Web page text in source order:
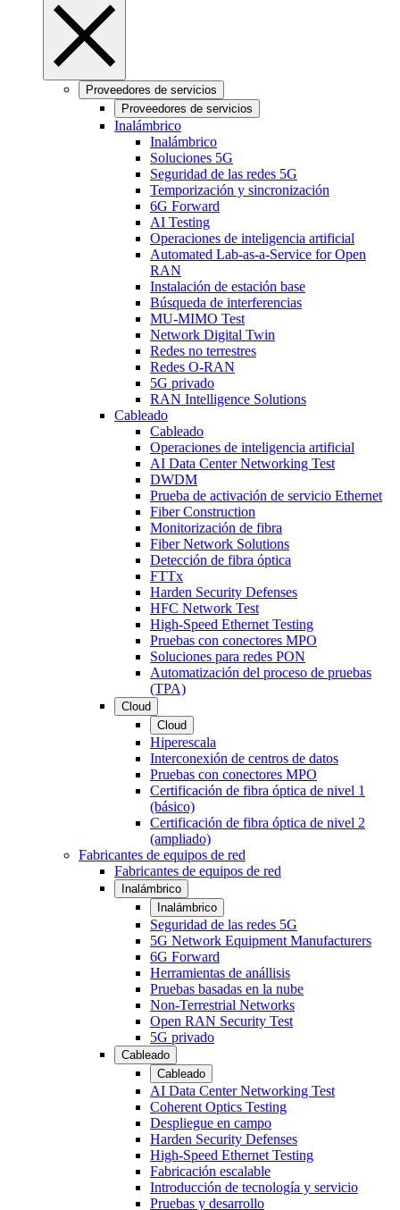
Proveedores de servicios
Proveedores de servicios
Inalámbrico
Inalámbrico
Soluciones 5G
Seguridad de las redes 5G
Temporización y sincronización
6G Forward
AI Testing
Operaciones de inteligencia artificial
Automated Lab-as-a-Service for Open
RAN
Instalación de estación base
Búsqueda de interferencias
MU-MIMO Test
Network Digital Twin
Redes no terrestres
Redes O-RAN
5G privado
RAN Intelligence Solutions
Cableado
Cableado
Operaciones de inteligencia artificial
AI Data Center Networking Test
DWDM
Prueba de activación de servicio Ethernet
Fiber Construction
Monitorización de fibra
Fiber Network Solutions
Detección de fibra óptica
FTTx
Harden Security Defenses
HFC Network Test
High-Speed Ethernet Testing
Pruebas con conectores MPO
Soluciones para redes PON
Automatización del proceso de pruebas
(TPA)
Cloud
Cloud
Hiperescala
Interconexión de centros de datos
Pruebas con conectores MPO
Certificación de fibra óptica de nivel 1
(básico)
Certificación de fibra óptica de nivel 2
(ampliado)
Fabricantes de equipos de red
Fabricantes de equipos de red
Inalámbrico
Inalámbrico
Seguridad de las redes 5G
5G Network Equipment Manufacturers
6G Forward
Herramientas de anállisis
Pruebas basadas en la nube
Non-Terrestrial Networks
Open RAN Security Test
5G privado
Cableado
Cableado
AI Data Center Networking Test
Coherent Optics Testing
Despliegue en campo
Harden Security Defenses
High-Speed Ethernet Testing
Fabricación escalable
Introducción de tecnología y servicio
Pruebas y desarrollo